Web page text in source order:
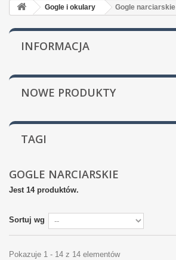
Gogle i okulary Gogle narciarskie
INFORMACJA
NOWE PRODUKTY
TAGI
GOGLE NARCIARSKIE
Jest 14 produktów.
Sortuj wg
Pokazuje 1 - 14 z 14 elementów